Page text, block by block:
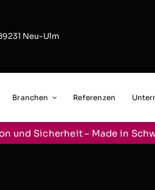
Neu-Ulm
Branchen Referenzen
und Sicherheit – Made in